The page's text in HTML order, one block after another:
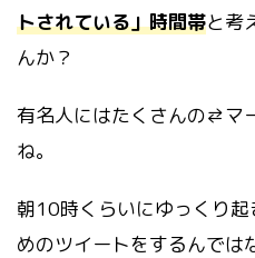
トされている」時間帯と考
んか？
有名人にはたくさんの⇄マ
ね。
朝10時くらいにゆっくり
めのツイートをするんでは